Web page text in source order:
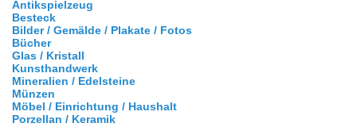
Antikspielzeug
Besteck
Bilder / Gemälde / Plakate / Fotos
Bücher
Glas / Kristall
Kunsthandwerk
Mineralien / Edelsteine
Münzen
Möbel / Einrichtung / Haushalt
Porzellan / Keramik